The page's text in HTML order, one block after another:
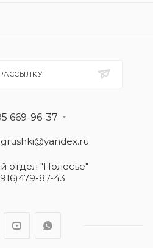
669-96-37
отдел "Полесье"
87-43